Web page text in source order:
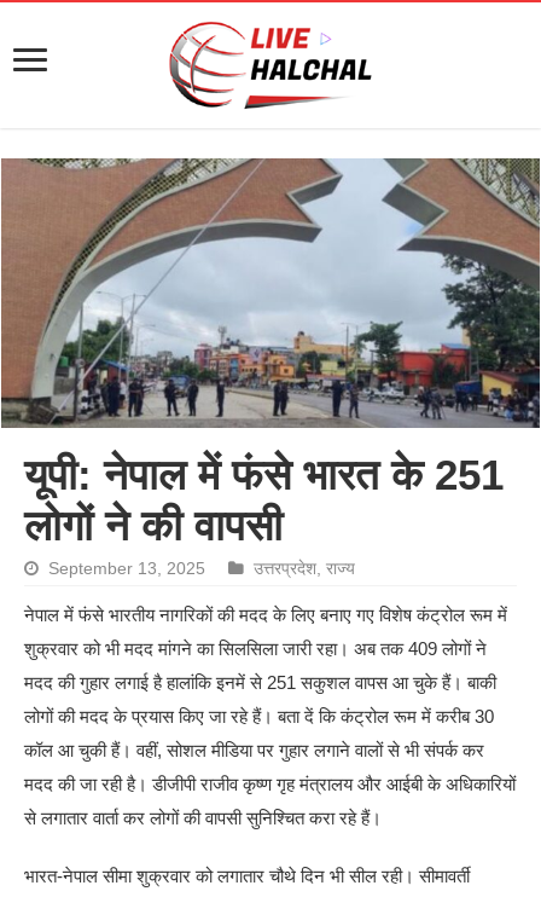
यूपी: नेपाल में फंसे भारत के 251
लोगों ने की वापसी
September 13, 2025 उत्तरप्रदेश ,राज्य
नेपाल में फंसे भारतीय नागरिकों की मदद के लिए बनाए गए विशेष कंट्रोल रूम में
शुक्रवार को भी मदद मांगने का सिलसिला जारी रहा। अब तक 409 लोगों ने
मदद की गुहार लगाई है हालांकि इनमें से 251 सकुशल वापस आ चुके हैं। बाकी
लोगों की मदद के प्रयास किए जा रहे हैं। बता दें कि कंट्रोल रूम में करीब 30
कॉल आ चुकी हैं। वहीं, सोशल मीडिया पर गुहार लगाने वालों से भी संपर्क कर
मदद की जा रही है। डीजीपी राजीव कृष्ण गृह मंत्रालय और आईबी के अधिकारियों
से लगातार वार्ता कर लोगों की वापसी सुनिश्चित करा रहे हैं।
भारत-नेपाल सीमा शुक्रवार को लगातार चौथे दिन भी सील रही। सीमावर्ती